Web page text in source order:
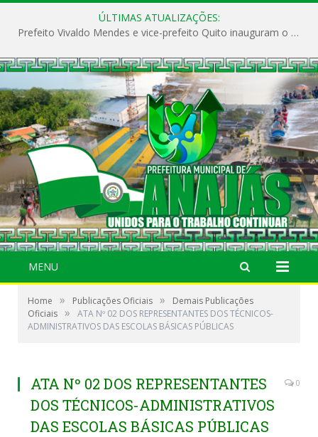
ÚLTIMAS ATUALIZAÇÕES:
Prefeito Vivaldo Mendes e vice-prefeito Quito inauguram o CAPS e fortalecem a saúde pública em Anajás.
MENU
Home » Publicações Oficiais »
Demais Publicações
Oficiais »
ATA Nº 02 DOS REPRESENTANTES DOS TÉCNICOS-
ADMINISTRATIVOS DAS ESCOLAS BÁSICAS PÚBLICAS
ATA Nº 02 DOS REPRESENTANTES
DOS TÉCNICOS-ADMINISTRATIVOS
DAS ESCOLAS BÁSICAS PÚBLICAS
0